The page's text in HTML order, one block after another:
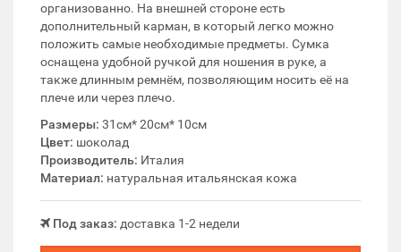
организованно. На внешней стороне есть
дополнительный карман, в который легко можно
положить самые необходимые предметы. Сумка
оснащена удобной ручкой для ношения в руке, а
также длинным ремнём, позволяющим носить её на
плече или через плечо.
Размеры: 31см* 20см* 10см
Цвет: шоколад
Производитель: Италия
Материал: натуральная итальянская кожа
Под заказ: доставка 1-2 недели